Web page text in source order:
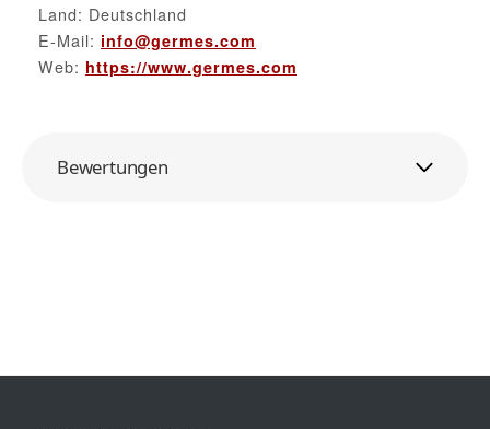
Land: Deutschland
E-Mail: info@germes.com
Web: https://www.germes.com
Bewertungen